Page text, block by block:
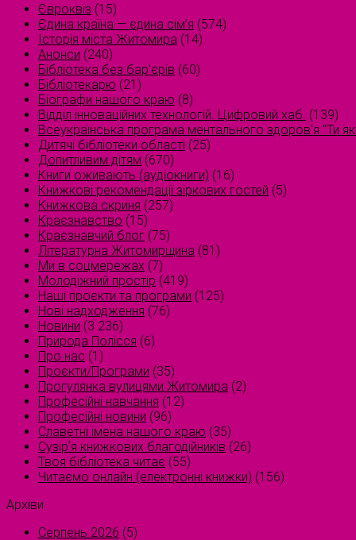
Євроквіз (15)
Єдина країна — єдина сім’я (574)
Історія міста Житомира (14)
Анонси (240)
Бібліотека без бар'єрів (60)
Бібліотекарю (21)
Біографи нашого краю (8)
Відділ інноваційних технологій. Цифровий хаб. (139)
Всеукраїнська програма ментального здоров'я "Ти
Дитячі бібліотеки області (25)
Допитливим дітям (670)
Книги оживають (аудіокниги) (16)
Книжкові рекомендації зіркових гостей (5)
Книжкова скриня (257)
Краєзнавство (15)
Краєзнавчий блог (75)
Літературна Житомирщина (81)
Ми в соцмережах (7)
Молодіжний простір (419)
Наші проєкти та програми (125)
Нові надходження (76)
Новини (3 236)
Природа Полісся (6)
Про нас (1)
Проєкти/Програми (35)
Прогулянка вулицями Житомира (2)
Професійні навчання (12)
Професійні новини (96)
Славетні імена нашого краю (35)
Сузірʼя книжкових благодійників (26)
Твоя бібліотека читає (55)
Читаємо онлайн (електронні книжки) (156)
Архіви
Серпень 2026 (5)